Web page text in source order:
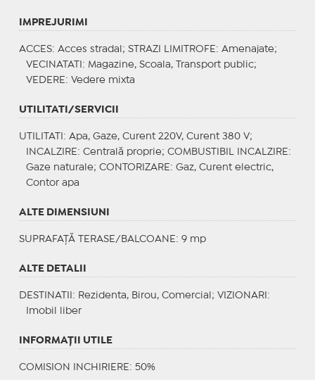
IMPREJURIMI
ACCES: Acces stradal; STRAZI LIMITROFE : Amenajate;
VECINATATI : Magazine, Scoala, Transport public;
VEDERE : Vedere mixta
UTILITATI/SERVICII
UTILITATI : Apa, Gaze, Curent 220V, Curent 380 V;
INCALZIRE : Centrală proprie; COMBUSTIBIL INCALZIRE :
Gaze naturale; CONTORIZARE : Gaz, Curent electric,
Contor apa
ALTE DIMENSIUNI
SUPRAFAȚĂ TERASE/BALCOANE: 9 mp
ALTE DETALII
DESTINATII : Rezidenta, Birou, Comercial; VIZIONARI :
Imobil liber
INFORMAŢII UTILE
COMISION INCHIRIERE: 50%